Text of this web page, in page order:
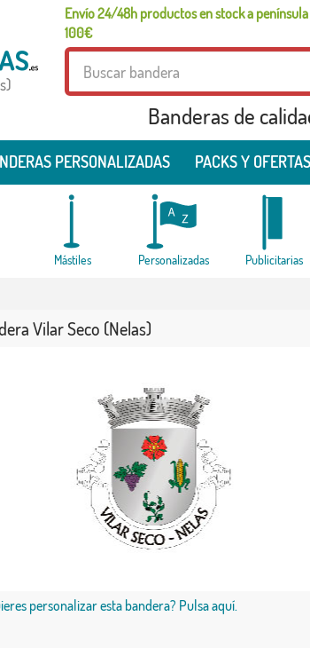
Envío 24/48h productos en stock a
100€
Banderas de
PERSONALIZADAS PACKS Y OFERTAS
Mástiles Personalizadas Publicitarias
Vilar Seco (Nelas)
personalizar esta bandera? Pulsa aquí.